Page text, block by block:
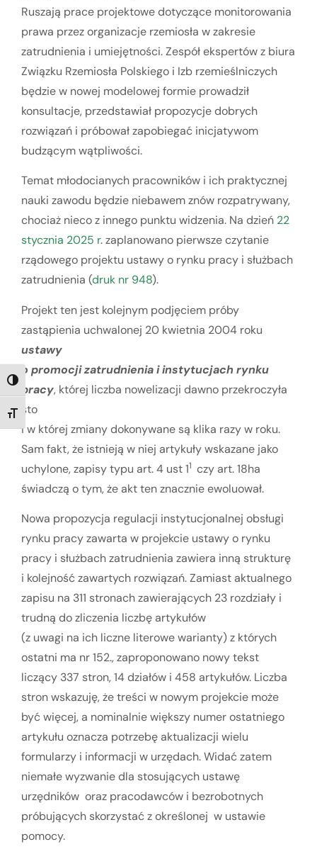
TOGGLE HIGH CONTRAST
TOGGLE FONT SIZE
Ruszają prace projektowe dotyczące monitorowania
prawa przez organizacje rzemiosła w zakresie
zatrudnienia i umiejętności. Zespół ekspertów z biura
Związku Rzemiosła Polskiego i Izb rzemieślniczych
będzie w nowej modelowej formie prowadził
konsultacje, przedstawiał propozycje dobrych
rozwiązań i próbował zapobiegać inicjatywom
budzącym wątpliwości.
Temat młodocianych pracowników i ich praktycznej
nauki zawodu będzie niebawem znów rozpatrywany,
chociaż nieco z innego punktu widzenia. Na dzień 22
stycznia 2025 r. zaplanowano pierwsze czytanie
rządowego projektu ustawy o rynku pracy i służbach
zatrudnienia (druk nr 948).
Projekt ten jest kolejnym podjęciem próby
zastąpienia uchwalonej 20 kwietnia 2004 roku
ustawy
o promocji zatrudnienia i instytucjach rynku
pracy, której liczba nowelizacji dawno przekroczyła
sto
i w której zmiany dokonywane są klika razy w roku.
Sam fakt, że istnieją w niej artykuły wskazane jako
uchylone, zapisy typu art. 4 ust 11 czy art. 18ha
świadczą o tym, że akt ten znacznie ewoluował.
Nowa propozycja regulacji instytucjonalnej obsługi
rynku pracy zawarta w projekcie ustawy o rynku
pracy i służbach zatrudnienia zawiera inną strukturę
i kolejność zawartych rozwiązań. Zamiast aktualnego
zapisu na 311 stronach zawierających 23 rozdziały i
trudną do zliczenia liczbę artykułów
(z uwagi na ich liczne literowe warianty) z których
ostatni ma nr 152., zaproponowano nowy tekst
liczący 337 stron, 14 działów i 458 artykułów. Liczba
stron wskazuję, że treści w nowym projekcie może
być więcej, a nominalnie większy numer ostatniego
artykułu oznacza potrzebę aktualizacji wielu
formularzy i informacji w urzędach. Widać zatem
niemałe wyzwanie dla stosujących ustawę
urzędników oraz pracodawców i bezrobotnych
próbujących skorzystać z określonej w ustawie
pomocy.